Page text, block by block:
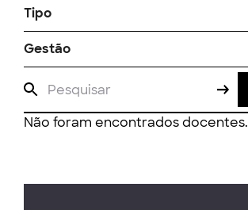
Tipo
Gestão
Não foram encontrados docentes.